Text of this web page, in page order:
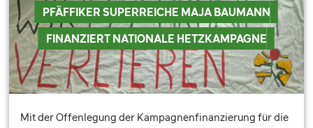
PFÄFFIKER SUPERREICHE MAJA BAUMANN
FINANZIERT NATIONALE HETZKAMPAGNE
Mit der Offenlegung der Kampagnenfinanzierung für die